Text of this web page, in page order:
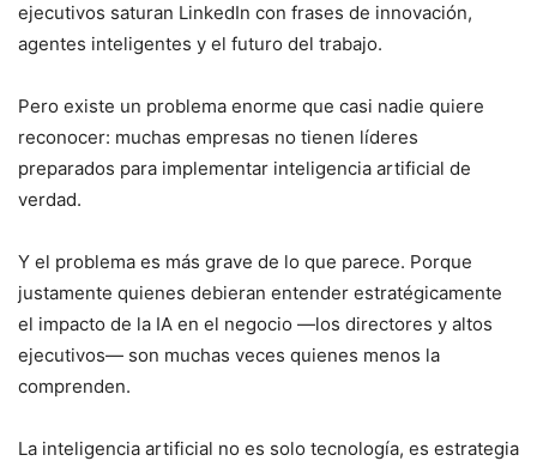
ejecutivos saturan LinkedIn con frases de innovación,
agentes inteligentes y el futuro del trabajo.
Pero existe un problema enorme que casi nadie quiere
reconocer: muchas empresas no tienen líderes
preparados para implementar inteligencia artificial de
verdad.
Y el problema es más grave de lo que parece. Porque
justamente quienes debieran entender estratégicamente
el impacto de la IA en el negocio —los directores y altos
ejecutivos— son muchas veces quienes menos la
comprenden.
La inteligencia artificial no es solo tecnología, es estrategia